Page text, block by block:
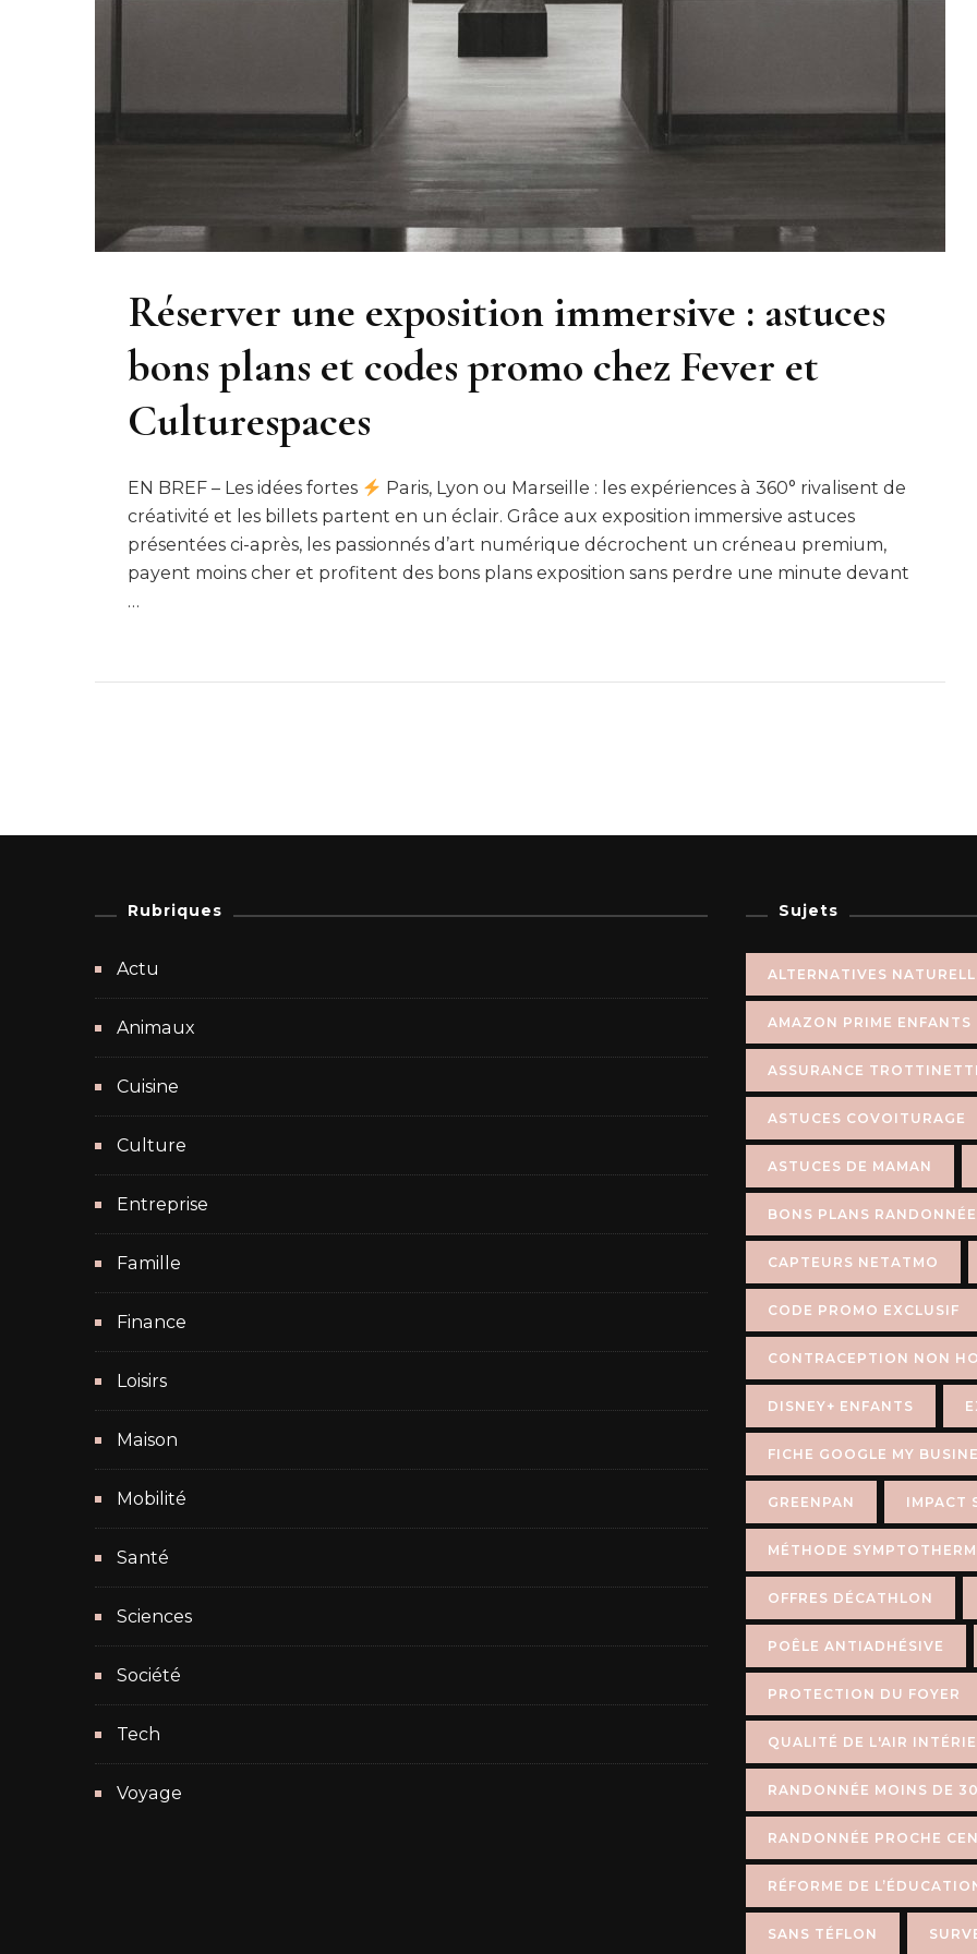
Réserver une exposition immersive : astuces
bons plans et codes promo chez Fever et
Culturespaces
EN BREF – Les idées fortes
Paris, Lyon ou Marseille : les expériences à 360° rivalisent de
créativité et les billets partent en un éclair. Grâce aux exposition immersive astuces
présentées ci-après, les passionnés d’art numérique décrochent un créneau premium,
payent moins cher et profitent des bons plans exposition sans perdre une minute devant
…
Rubriques
Actu
Animaux
Cuisine
Culture
Entreprise
Famille
Finance
Loisirs
Maison
Mobilité
Santé
Sciences
Société
Tech
Voyage
Sujets
ALTERNATIVES
AMAZON PRIME ENFANTS
ASSURANCE
ASTUCES COVOITURAGE
ASTUCES DE MAMAN
BONS PLANS RANDONNÉE
CAPTEURS NETATMO
CODE PROMO EXCLUSIF
CONTRACEPTION NON
DISNEY+ ENFANTS
FICHE GOOGLE MY
GREENPAN IMPACT
MÉTHODE
OFFRES DÉCATHLON
POÊLE ANTIADHÉSIVE
PROTECTION DU FOYER
QUALITÉ DE L'AIR
RANDONNÉE MOINS DE
RANDONNÉE PROCHE
RÉFORME DE
SANS TÉFLON